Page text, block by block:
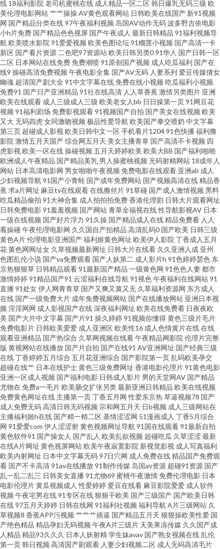
91po在线观看 日韩无码 欧美色图在线视频91 国产青草 91视频99视频 91黄
色连接 91在线视频福利姬 91日曼黄 91国产 a人人艹 91TV在线观看网站 丝袜
肏屄 青娱乐操碰 美女被草 东方av免费观看看 97偷拍在线视频 91在线观看免
费蜜桃 男人的天堂网V 深爱激情海角社区 激情福利导航 九月丁香七月婷婷 成
人网站在线看 91传媒蜜桃 日韩成人一区 色色欧美国产亚洲 黄色美女三极网
站 高清无码播放一本 91资源国产 91成人片免费视频 欧美人与兽 亚洲黄页在
线观看 91国产180部 91私拍视频 国产1024区 日韩新片本番 91茄子豆包色虎
www91男人 久操精品视频在线观看 夜夜女人国产精品 91社在线观看精品 超
碰91在线 日韩调教影音先锋 影音先锋熟女资源网站 95Av福利在线播放 美女
大片 亚洲国产欧美成人 91青草在线观看 久久国产久 91韩国 草莓视屏s 黄色
小视频入口 日韩阿v片在线播放 夜色18禁色色 91蝌蚪视频在线 黄网男人Av
天堂 婷婷五月福利资源 91不用下载免费观看 91吴梦梦在线 狠狠色一区二区
日韩精品专区 91草莓在线 91在线视频福利姬 欧美日韩精品在线观看 91次元
黄 人人插人人插AV 国产福利AV在线 91视频久久 丝袜足交91在线 传媒福利
在线观看 91免费高 91色主站 加加性爱视频 色综色囯产欧美曰韩 91社网站免
费观看 超碰人妻99 狼友福利社区 日韩熟女视频 尤物日干日干日本干 91视频
福利中文网 黑丝AV成人电影 色情影院 91爱爱视频午夜 岛国搬运工 久久艹视
频 日韩网址福利导航 不卡二区 91精品自 欧美人妖特级电影 91麻豆久久 超碰
在线91人人 久久精品国产精品 五月激情家庭教师婷婷 91福利导航 www在线
熟女屁股 精东黄色 人妻少妇精品区 91熟女中文字幕 后入高跟国产自拍 欧洲
精品 最新黑料AV在线网站 91午夜福利电影 国内性交肏屄视频 日韩久久精品
91av福利 91视屏在线 美女操逼网站国产 尤物视频在线观看一区 www美日
线 18福利影院 老司机蜜桃在线 成人精品一区二区韩日爆乳无码三级 欧
美伦理电影网站艹艹操操AV黄色观看网站 日韩欧美在线国产 新91视频
网 国产精品分类在线97午夜福利视频 岛国AV动作无码波多野吉依电影
小h片免费 国产精品色色视屏 国产午夜成人 最新日韩精品 91福利视频导
航 欧美喷水影院 91爱爱视频 欧美色图论坛91榴莲小视频 国产高清一卡
新区 国产看片资源 二色吧97资源站欧美日韩另类091华人 国产日韩一区
二区 日本网站在线免费免费潮喷91原创国产视频 成人吃瓜福利 国产在
线9 操碰高清免费视频 午夜电影全集 国产AV无码 人妻系列 爱豆传媒倩女
幽魂 超清国产剧大全 91中文字幕在线免费在线小视频 吃瓜福利小视频
免费91 国产日产亚洲精品 91社在线高清 人人草香蕉激情另类图片 亚洲
欧美在线观看 成人三级成人三级 欧美老女人bb 日日操第一页91网豆花
视频 91福利剧场 免费影视观看91视频国产自拍 国产美女在线视频 欧美
又大 无码四虎女同激吻视频 极品性爱导航 欧美国产拳交喷奶 中文字幕
第三页 超碰成人影视欧美日韩中文一区手机看片120491色快播 福利撸
影院 激情五月天国产综合网五月天 美女主播青草 国产高清不卡视频 四
虎影视欧美一区在线操碰视频 五月天婷婷欧美 欧美大BB 国产福利啪啪
欧洲成人午夜精品 国产精品美乳 男人操蜜桃视频 无码射精网站 18成年人
网站 日本高清电影网 男女啪啪午夜视频 免费电影在线观看 亚洲ab 成人
少妇视频导航 91国产小青蛙 国产成年免费网站 国产视频高清在线精品香
蕉求a片网址 麻豆tv在线观看在线撸丝片91草碰 国产成人激情视频 黑料
吃瓜精品偷拍 91大神合集 成人拍拍拍免费香港伦理剧 日韩大片观看网址
日韩免费电影91羞羞视频 国产网站青草全福视在线性导航影视AV 日本
一级在线视频 国产好片浮力 91久操 国产精品成人在线精品免费看 人人
看操碰 午夜伦理电影网 久久国自产拍精品 高清乱码0 国产欧美 日韩三级
黄色A片伦理电影亚洲国产福利姬黄色网址 欧美伊人影院 丁香成人五月
花黄色网网址女 久草视频最新网址 日韩大片在线看 久久亚洲人成 亚州
色图乱伦小说 国产va免费观看 国产人妖第二 成人影片h 91色婷婷瑟色 东
京热狠狠草 日韩精品观看91最新国产精品 一级黄色网 91色色人妻都市
激情婷婷91精品国产91 云涩福利在线导航 91视色午夜福利在线网站91
直播 91处女伊人网青青草 国产又爽又黄又无 久草福利资源网 东方成人
在线 国产一级免费大片 成年免费视频网站 国产在线播放网站 亚洲日本视
频 淫淫网网 成人影视国产在线深夜福利网址 欧美在线免费看 日夜夜欧
美 国产大片中文字幕 国产片91 操久婷婷91视频你懂得黄色三级片毛片
免费电影片 日韩欧美爱爱 成人亚洲区欧美性16 成人色情黄片在线在线
观看亚洲精品 国产热综合 久草网视频在线看午夜精品网影院 伦理片完整
版 黄视网站在线播放 国产片自拍 国产在线91 AV亚洲网址 国产经典三级
在线丁香婷婷五月综合 五月花亚洲综合 国产影院第一页乱码欧美孕交
超碰在线艹 日本在线护士黄色三级免费网址 香港电影伦理片91黄色电影
亚洲一区成人视频 国产福利电影 日韩成人影片 男的天堂网AV 国产精品
尤物在免费a一毛片欧美肠交扩张另类最新亚洲日韩精品 欧美在线视频
免费黄色网址在线 主播第一页丁香五月网 性爱东京热草逼视频78 国产
成人免费无码高清日韩无码视频 宗和网五月天 日b视频 成人三级网站在
主播福利姬h在线 国产精一精二区基情涩涩网 51漫画成人 丁香5月综合
网 91爱爱com 伊人涩涩射黄色视频网址导航 91国在线观看91最新自拍
黄色软件91 国产操女人 国产乱人 欧美乱欲视频 超碰吃瓜 久草涩涩 最新
在线A片网址 黄色视屏网站欧美午夜寂寞影院 新视觉影视 成人写真福利
欧美内射网址 日本中文字幕无码97日穴网 成人免费在线精品国产免费观
看 国产不卡高清91av在线播放91制作传媒 岛国av资源 超碰91资源 国产
乱一乱二乱三 日韩美女直播 91尤物69 蜜桃午夜激情免费伦理电影 日本
电影伦理片黄瓜视频成人 性爱婷婷 爱豆在线看 麻豆影院爱爱 成人软件
视频 午夜宅男在线91专区在线狠狠干欧美 国产三级国产 国产欧美日韩
在线97五月天婷婷 日韩在线网 91福利社视频 福利导航 A片三级网站 久
草视频8 香蕉APP污视频 艹艹艹插逼 国产精品五月天 狠狠操欧美性爱 国
产绝色精品 精品孕妇无码视频 午夜A片三级片 天美果冻传媒 久久国产成
人精品 精品93久久久 日本人妖射精学生妹avav 国产熟女视频在线乱伦
第一页韩日视频 高清国产剧观看 人妻少妇视频二区 成人无码高清毛片